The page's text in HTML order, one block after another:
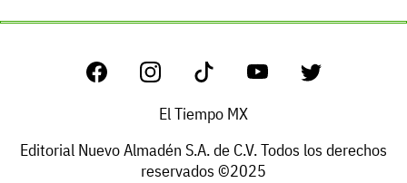
El Tiempo MX
Editorial Nuevo Almadén S.A. de C.V. Todos los derechos
reservados ©2025